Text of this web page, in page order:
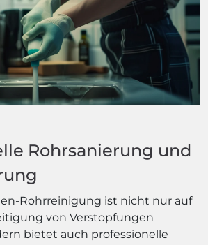
Rohrsanierung und
Rohrreinigung ist nicht nur auf
von Verstopfungen
bietet auch professionelle